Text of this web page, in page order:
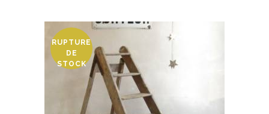
RUPTURE
DE
STOCK